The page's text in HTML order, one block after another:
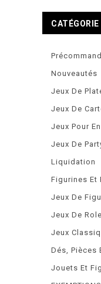
CATÉGORIE
Nouveautés
Jeux De
Jeux De
Jeux Pour
Jeux De
Liquidation
Figurines Et
Jeux De
Jeux De Role
Jeux
Dés, Pièces
Jouets Et